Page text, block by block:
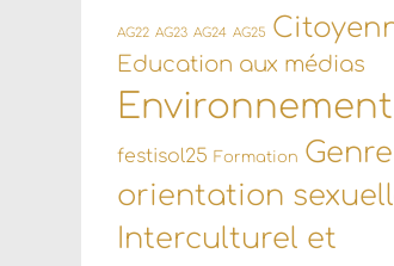
AG22 AG23 AG24 AG25
Education aux médias
Environnement
festisol25 Formation
orientation
Interculturel et